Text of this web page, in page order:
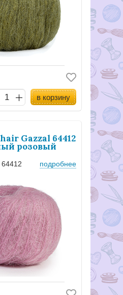
в корзину
Gazzal 64412
розовый
64412 подробнее